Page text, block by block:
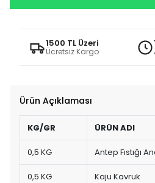
1500 TL Üzeri
Ücretsiz Kargo
Ürün Açıklaması
KG/GR ÜRÜN ADI
0,5 KG Antep Fıstığı
0,5 KG Kaju Kavruk